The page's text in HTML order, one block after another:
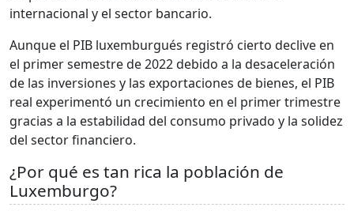
internacional y el sector bancario.
Aunque el PIB luxemburgués registró cierto declive en
el primer semestre de 2022 debido a la desaceleración
de las inversiones y las exportaciones de bienes, el PIB
real experimentó un crecimiento en el primer trimestre
gracias a la estabilidad del consumo privado y la solidez
del sector financiero.
¿Por qué es tan rica la población de
Luxemburgo?